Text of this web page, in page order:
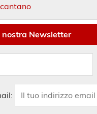
Newsletter